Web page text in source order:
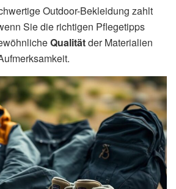
Outdoor-Bekleidung zahlt
Sie die richtigen Pflegetipps
Qualitätder Materialien